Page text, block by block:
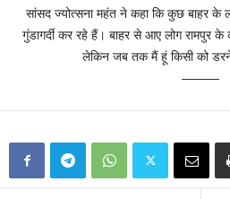
सांसद ज्योत्सना महंत ने कहा कि कुछ बाहर के
गुंडागर्दी कर रहे हैं। बाहर से आए लोग रामपुर के
लेकिन जब तक मैं हूं किसी को
———